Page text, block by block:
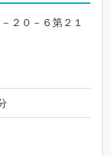
２０－６第２１